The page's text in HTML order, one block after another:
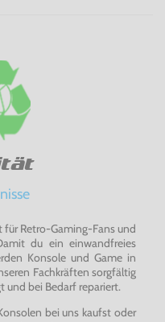
Retro-Gaming-Fans und
du ein einwandfreies
Konsole und Game in
Fachkräften sorgfältig
und bei Bedarf repariert.
bei uns kaufst oder